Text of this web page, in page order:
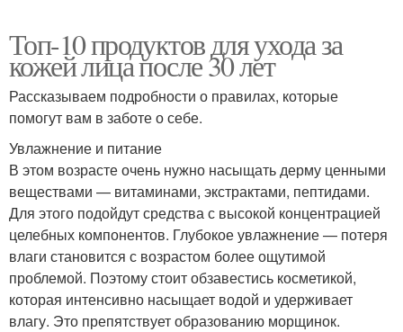
Топ-10 продуктов для ухода за
кожей лица после 30 лет
Рассказываем подробности о правилах, которые
помогут вам в заботе о себе.
Увлажнение и питание
В этом возрасте очень нужно насыщать дерму ценными
веществами — витаминами, экстрактами, пептидами.
Для этого подойдут средства с высокой концентрацией
целебных компонентов. Глубокое увлажнение — потеря
влаги становится с возрастом более ощутимой
проблемой. Поэтому стоит обзавестись косметикой,
которая интенсивно насыщает водой и удерживает
влагу. Это препятствует образованию морщинок.